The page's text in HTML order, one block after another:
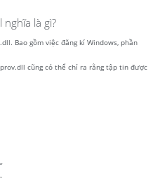
là gì?
Bao gồm việc đăng kí Windows, phần
cũng có thể chỉ ra rằng tập tin được